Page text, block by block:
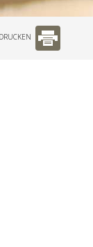
DRUCKEN